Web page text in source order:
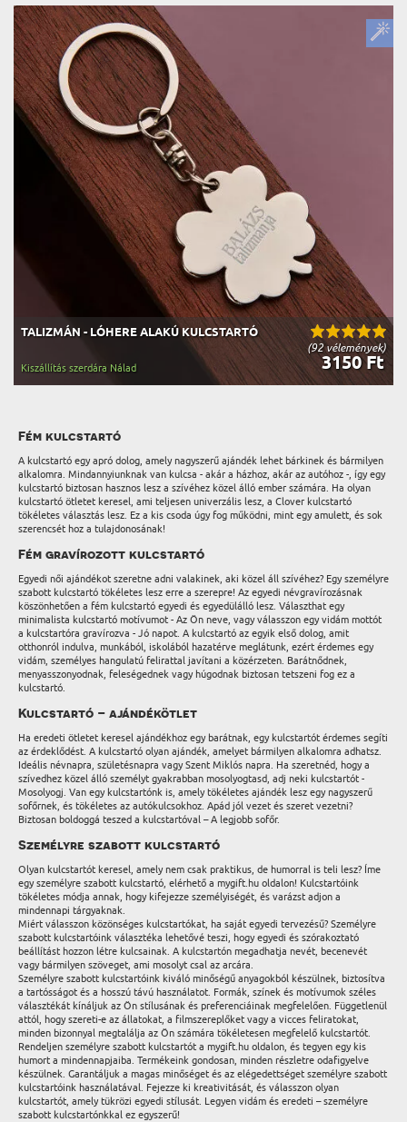
(92 vélemények)
TALIZMÁN - LÓHERE ALAKÚ KULCSTARTÓ
3150 Ft
Kiszállítás szerdára Nálad
Fém kulcstartó
A kulcstartó egy apró dolog, amely nagyszerű ajándék lehet bárkinek és bármilyen
alkalomra. Mindannyiunknak van kulcsa - akár a házhoz, akár az autóhoz -, így egy
kulcstartó biztosan hasznos lesz a szívéhez közel álló ember számára. Ha olyan
kulcstartó ötletet keresel, ami teljesen univerzális lesz, a Clover kulcstartó
tökéletes választás lesz. Ez a kis csoda úgy fog működni, mint egy amulett, és sok
szerencsét hoz a tulajdonosának!
Fém gravírozott kulcstartó
Egyedi női ajándékot szeretne adni valakinek, aki közel áll szívéhez? Egy személyre
szabott kulcstartó tökéletes lesz erre a szerepre! Az egyedi névgravírozásnak
köszönhetően a fém kulcstartó egyedi és egyedülálló lesz. Választhat egy
minimalista kulcstartó motívumot - Az Ön neve, vagy válasszon egy vidám mottót
a kulcstartóra gravírozva - Jó napot. A kulcstartó az egyik első dolog, amit
otthonról indulva, munkából, iskolából hazatérve meglátunk, ezért érdemes egy
vidám, személyes hangulatú felirattal javítani a közérzeten. Barátnődnek,
menyasszonyodnak, feleségednek vagy húgodnak biztosan tetszeni fog ez a
kulcstartó.
Kulcstartó – ajándékötlet
Ha eredeti ötletet keresel ajándékhoz egy barátnak, egy kulcstartót érdemes segíti
az érdeklődést. A kulcstartó olyan ajándék, amelyet bármilyen alkalomra adhatsz.
Ideális névnapra, születésnapra vagy Szent Miklós napra. Ha szeretnéd, hogy a
szívedhez közel álló személyt gyakrabban mosolyogtasd, adj neki kulcstartót -
Mosolyogj. Van egy kulcstartónk is, amely tökéletes ajándék lesz egy nagyszerű
sofőrnek, és tökéletes az autókulcsokhoz. Apád jól vezet és szeret vezetni?
Biztosan boldoggá teszed a kulcstartóval – A legjobb sofőr.
Személyre szabott kulcstartó
Olyan kulcstartót keresel, amely nem csak praktikus, de humorral is teli lesz? Íme
egy személyre szabott kulcstartó, elérhető a mygift.hu oldalon! Kulcstartóink
tökéletes módja annak, hogy kifejezze személyiségét, és varázst adjon a
mindennapi tárgyaknak.
Miért válasszon közönséges kulcstartókat, ha saját egyedi tervezésű? Személyre
szabott kulcstartóink választéka lehetővé teszi, hogy egyedi és szórakoztató
beállítást hozzon létre kulcsainak. A kulcstartón megadhatja nevét, becenevét
vagy bármilyen szöveget, ami mosolyt csal az arcára.
Személyre szabott kulcstartóink kiváló minőségű anyagokból készülnek, biztosítva
a tartósságot és a hosszú távú használatot. Formák, színek és motívumok széles
választékát kínáljuk az Ön stílusának és preferenciáinak megfelelően. Függetlenül
attól, hogy szereti-e az állatokat, a filmszereplőket vagy a vicces feliratokat,
minden bizonnyal megtalálja az Ön számára tökéletesen megfelelő kulcstartót.
Rendeljen személyre szabott kulcstartót a mygift.hu oldalon, és tegyen egy kis
humort a mindennapjaiba. Termékeink gondosan, minden részletre odafigyelve
készülnek. Garantáljuk a magas minőséget és az elégedettséget személyre szabott
kulcstartóink használatával. Fejezze ki kreativitását, és válasszon olyan
kulcstartót, amely tükrözi egyedi stílusát. Legyen vidám és eredeti – személyre
szabott kulcstartónkkal ez egyszerű!